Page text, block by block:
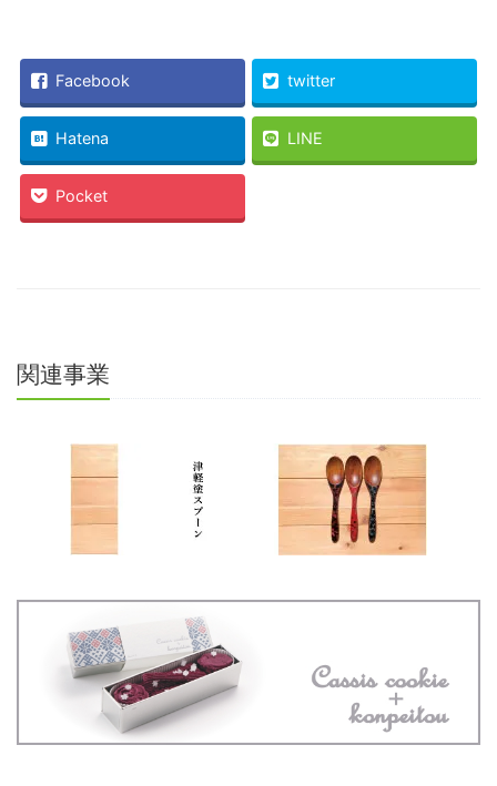
共
有
(新
し
い
ウ
ィ
ン
ド
ウ
開
ク
リ
ッ
ク
く
だ
し
す)
Facebook twitter
Hatena LINE
Pocket
関連事業